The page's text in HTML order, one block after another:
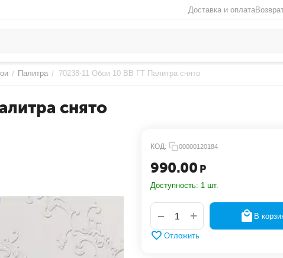
Доставка и оплата
/ Палитра / 70238-11 Обои 10 ВВ ГТ Палитра снято
снято
КОД: 00000120184
990.00 Р
Доступность: 1 шт.
+
− В
Отложить